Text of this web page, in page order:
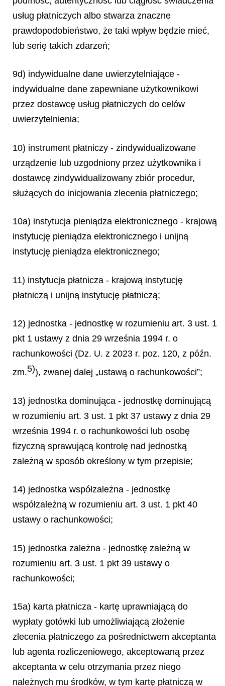
usług płatniczych albo stwarza znaczne
prawdopodobieństwo, że taki wpływ będzie mieć,
lub serię takich zdarzeń;
9d) indywidualne dane uwierzytelniające -
indywidualne dane zapewniane użytkownikowi
przez dostawcę usług płatniczych do celów
uwierzytelnienia;
10) instrument płatniczy - zindywidualizowane
urządzenie lub uzgodniony przez użytkownika i
dostawcę zindywidualizowany zbiór procedur,
służących do inicjowania zlecenia płatniczego;
10a) instytucja pieniądza elektronicznego - krajową
instytucję pieniądza elektronicznego i unijną
instytucję pieniądza elektronicznego;
11) instytucja płatnicza - krajową instytucję
płatniczą i unijną instytucję płatniczą;
12) jednostka - jednostkę w rozumieniu art. 3 ust. 1
pkt 1 ustawy z dnia 29 września 1994 r. o
rachunkowości (Dz. U. z 2023 r. poz. 120, z późn.
zm.5)), zwanej dalej „ustawą o rachunkowości”;
13) jednostka dominująca - jednostkę dominującą
w rozumieniu art. 3 ust. 1 pkt 37 ustawy z dnia 29
września 1994 r. o rachunkowości lub osobę
fizyczną sprawującą kontrolę nad jednostką
zależną w sposób określony w tym przepisie;
14) jednostka współzależna - jednostkę
współzależną w rozumieniu art. 3 ust. 1 pkt 40
ustawy o rachunkowości;
15) jednostka zależna - jednostkę zależną w
rozumieniu art. 3 ust. 1 pkt 39 ustawy o
rachunkowości;
15a) karta płatnicza - kartę uprawniającą do
wypłaty gotówki lub umożliwiającą złożenie
zlecenia płatniczego za pośrednictwem akceptanta
lub agenta rozliczeniowego, akceptowaną przez
akceptanta w celu otrzymania przez niego
należnych mu środków, w tym kartę płatniczą w